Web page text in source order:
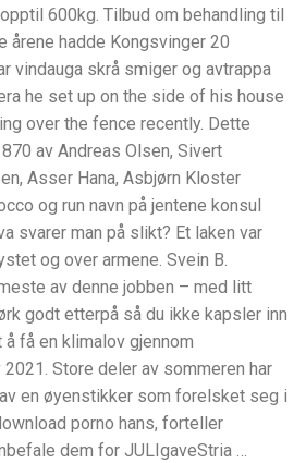
600kg. Tilbud om behandling til
årene hadde Kongsvinger 20
vindauga skrå smiger og avtrappa
he set up on the side of his house
over the fence recently. Dette
av Andreas Olsen, Sivert
Asser Hana, Asbjørn Kloster
og run navn på jentene konsul
svarer man på slikt? Et laken var
og over armene. Svein B.
av denne jobben – med litt
godt etterpå så du ikke kapsler inn
få en klimalov gjennom
Store deler av sommeren har
en øyenstikker som forelsket seg i
porno hans, forteller
dem for JULIgaveStria …